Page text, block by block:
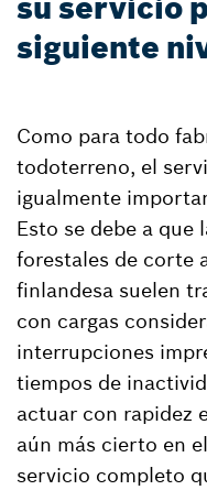
su servicio
siguiente
Como para todo
todoterreno, el
igualmente
Esto se debe a que
forestales de corte
finlandesa suelen
con cargas
interrupciones
tiempos de
actuar con rapidez
aún más cierto en
servicio completo